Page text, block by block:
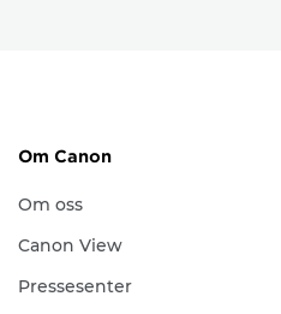
Om Canon
Om oss
Canon View
Pressesenter